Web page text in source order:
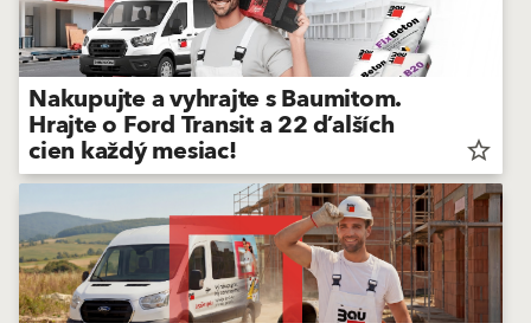
Nakupujte a
Baumitom.
Zapojte sa do
súťaže a hrajte o
Ford transit a
ďalšie skvelé
ceny!
Nakupujte a vyhrajte s Baumitom.
Hrajte o Ford Transit a 22 ďalších
cien každý mesiac! star_border